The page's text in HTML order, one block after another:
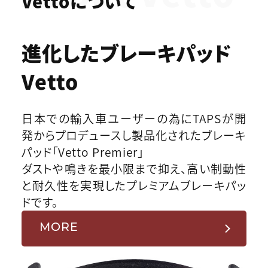
進化したブレーキパッド
Vetto
日本での輸入車ユーザーの為にTAPSが開
発からプロデュースし製品化されたブレーキ
パッド「Vetto Premier」
ダストや鳴きを最小限まで抑え、高い制動性
と耐久性を実現したプレミアムブレーキパッ
ドです。
MORE